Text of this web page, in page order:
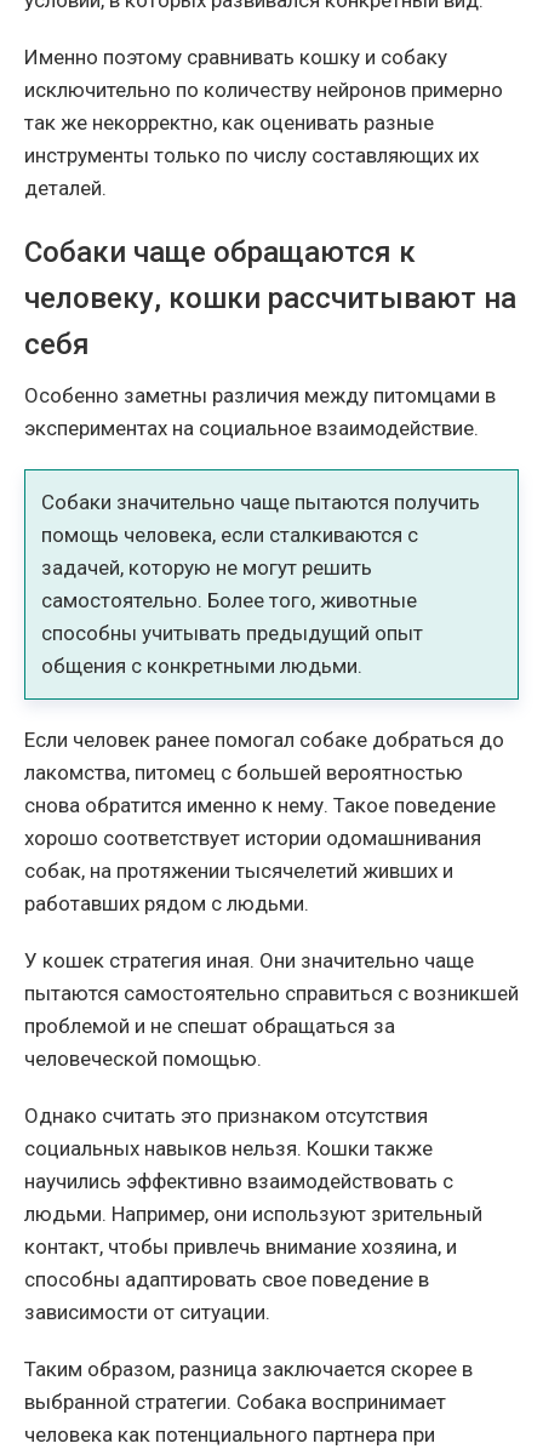
Именно поэтому сравнивать кошку и собаку
исключительно по количеству нейронов примерно
так же некорректно, как оценивать разные
инструменты только по числу составляющих их
деталей.
Собаки чаще обращаются к
человеку, кошки рассчитывают на
себя
Особенно заметны различия между питомцами в
экспериментах на социальное взаимодействие.
Собаки значительно чаще пытаются получить
помощь человека, если сталкиваются с
задачей, которую не могут решить
самостоятельно. Более того, животные
способны учитывать предыдущий опыт
общения с конкретными людьми.
Если человек ранее помогал собаке добраться до
лакомства, питомец с большей вероятностью
снова обратится именно к нему. Такое поведение
хорошо соответствует истории одомашнивания
собак, на протяжении тысячелетий живших и
работавших рядом с людьми.
У кошек стратегия иная. Они значительно чаще
пытаются самостоятельно справиться с возникшей
проблемой и не спешат обращаться за
человеческой помощью.
Однако считать это признаком отсутствия
социальных навыков нельзя. Кошки также
научились эффективно взаимодействовать с
людьми. Например, они используют зрительный
контакт, чтобы привлечь внимание хозяина, и
способны адаптировать свое поведение в
зависимости от ситуации.
Таким образом, разница заключается скорее в
выбранной стратегии. Собака воспринимает
человека как потенциального партнера при